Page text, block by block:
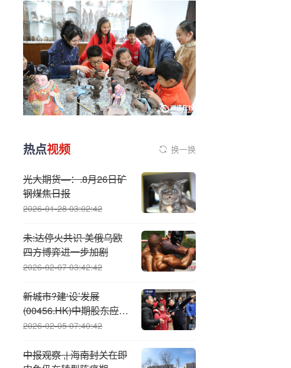
热点视频 换一换
光大期货—：.8月26日矿
钢煤焦日报
2026-01-28 03:02:42
未:达停火共识 美俄乌欧
四方博弈进一步加剧
2026-02-07 03:42:42
新城市?建‘设’发展
(00456.HK)中期股东应占
亏损收窄至540.9万港元
2026-02-05 07:40:42
中报观察 ,| 海南封关在即